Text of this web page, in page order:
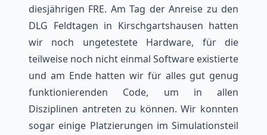
diesjährigen FRE. Am Tag der Anreise zu den
DLG Feldtagen in Kirschgartshausen hatten
wir noch ungetestete Hardware, für die
teilweise noch nicht einmal Software existierte
und am Ende hatten wir für alles gut genug
funktionierenden Code, um in allen
Disziplinen antreten zu können. Wir konnten
sogar einige Platzierungen im Simulationsteil